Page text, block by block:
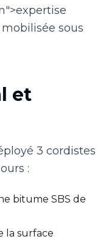
sous
et
3 cordistes
:
bitume SBS de
la surface